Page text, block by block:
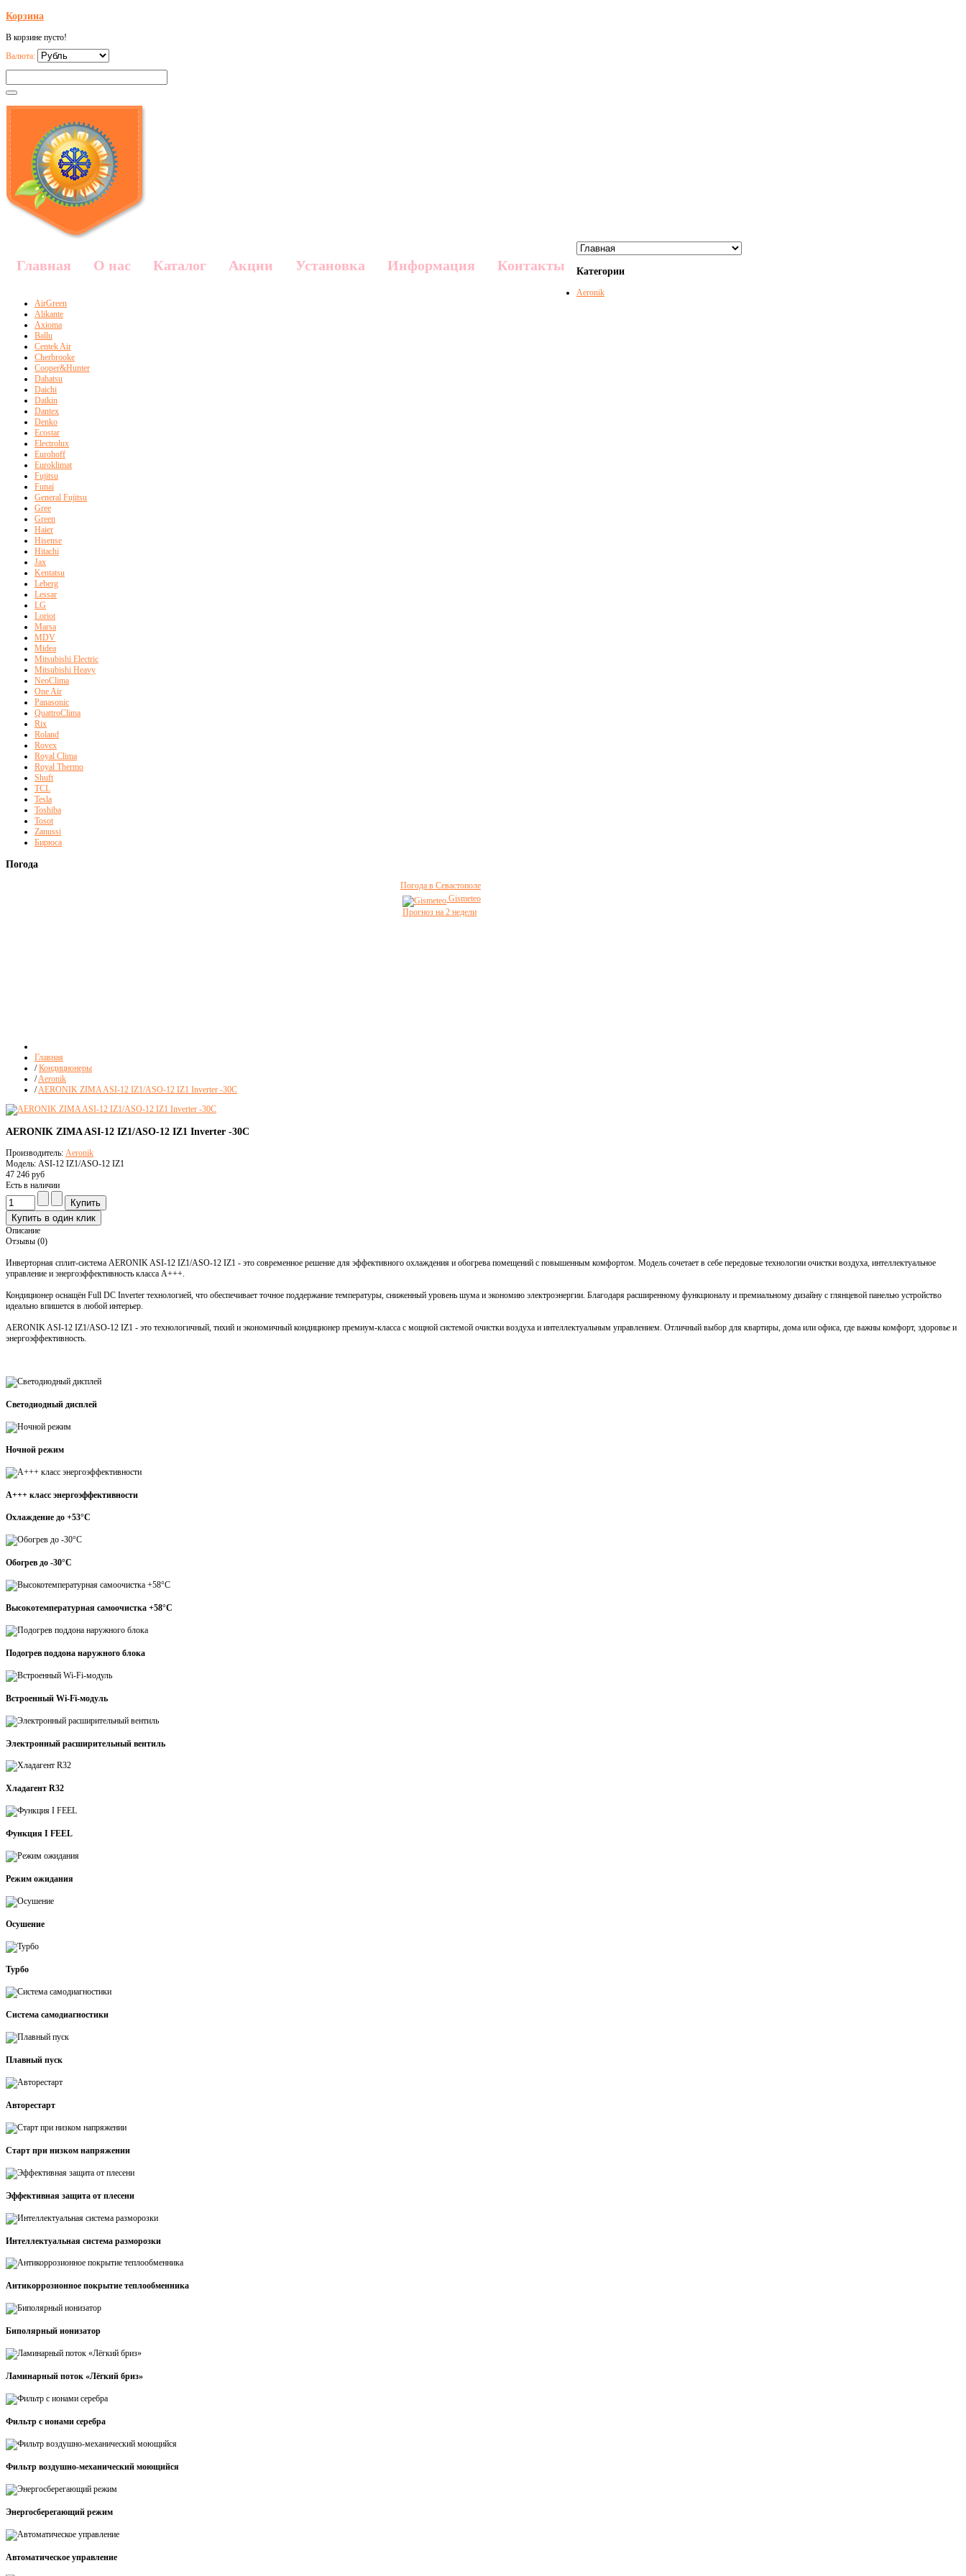
Корзина
В корзине пусто!
Валюта:
Главная О нас Каталог Акции Установка Информация Контакты Категории
Aeronik
AirGreen
Alikante
Axioma
Ballu
Centek Air
Cherbrooke
Cooper&Hunter
Dahatsu
Daichi
Daikin
Dantex
Denko
Ecostar
Electrolux
Eurohoff
Euroklimat
Fujitsu
Funai
General Fujitsu
Gree
Green
Haier
Hisense
Hitachi
Jax
Kentatsu
Leberg
Lessar
LG
Loriot
Marsa
MDV
Midea
Mitsubishi Electric
Mitsubishi Heavy
NeoClima
One Air
Panasonic
QuattroClima
Rix
Roland
Rovex
Royal Clima
Royal Thermo
Shuft
TCL
Tesla
Toshiba
Tosot
Zanussi
Бирюса
Погода
Погода в Севастополе
Gismeteo
Прогноз на 2 недели
Главная
/ Кондиционеры
/Aeronik
/AERONIK ZIMA ASI-12 IZ1/ASO-12 IZ1 Inverter -30C
AERONIK ZIMA ASI-12 IZ1/ASO-12 IZ1 Inverter -30C
Производитель: Aeronik
Модель: ASI-12 IZ1/ASO-12 IZ1
47 246 руб
Есть в наличии
Описание
Отзывы (0)
Инверторная сплит-система AERONIK ASI-12 IZ1/ASO-12 IZ1 - это современное решение для эффективного охлаждения и обогрева помещений с повышенным комфортом. Модель сочетает в себе передовые технологии очистки воздуха, интеллектуальное
управление и энергоэффективность класса A+++.
Кондиционер оснащён Full DC Inverter технологией, что обеспечивает точное поддержание температуры, сниженный уровень шума и экономию электроэнергии. Благодаря расширенному функционалу и премиальному дизайну с глянцевой панелью устройство
идеально впишется в любой интерьер.
AERONIK ASI-12 IZ1/ASO-12 IZ1 - это технологичный, тихий и экономичный кондиционер премиум-класса с мощной системой очистки воздуха и интеллектуальным управлением. Отличный выбор для квартиры, дома или офиса, где важны комфорт, здоровье и
энергоэффективность.
Светодиодный дисплей
Ночной режим
A+++ класс энергоэффективности
Охлаждение до +53°C
Обогрев до -30°C
Высокотемпературная самоочистка +58°С
Подогрев поддона наружного блока
Встроенный Wi-Fi-модуль
Электронный расширительный вентиль
Хладагент R32
Функция I FEEL
Режим ожидания
Осушение
Турбо
Система самодиагностики
Плавный пуск
Авторестарт
Старт при низком напряжении
Эффективная защита от плесени
Интеллектуальная система разморозки
Антикоррозионное покрытие теплообменника
Биполярный ионизатор
Ламинарный поток «Лёгкий бриз»
Фильтр с ионами серебра
Фильтр воздушно-механический моющийся
Энергосберегающий режим
Автоматическое управление